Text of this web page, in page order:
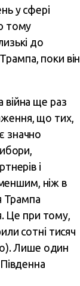
у сфері
тому
до
поки він
війна ще раз
що тих,
значно
і
ніж в
Трампа
Це при тому,
сотні тисяч
Лише один